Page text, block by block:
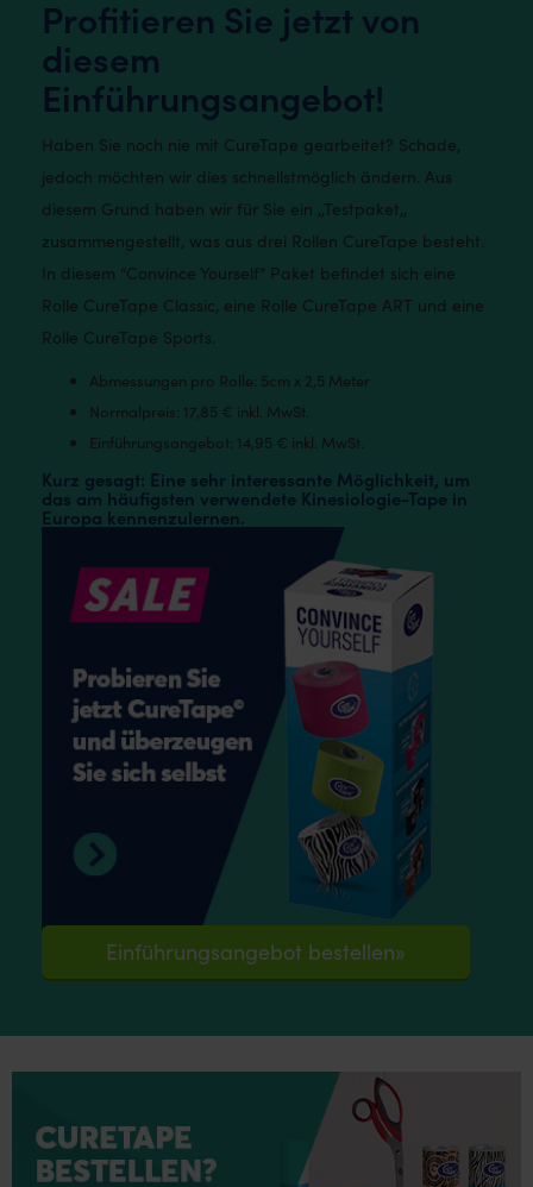
Profitieren Sie jetzt von
diesem
Einführungsangebot!
Haben Sie noch nie mit CureTape gearbeitet? Schade,
jedoch möchten wir dies schnellstmöglich ändern. Aus
diesem Grund haben wir für Sie ein ,,Testpaket,,
zusammengestellt, was aus drei Rollen CureTape besteht.
In diesem “Convince Yourself” Paket befindet sich eine
Rolle CureTape Classic, eine Rolle CureTape ART und eine
Rolle CureTape Sports.
Abmessungen pro Rolle: 5cm x 2,5 Meter
Normalpreis: 17,85 € inkl. MwSt.
Einführungsangebot: 14,95 € inkl. MwSt.
Kurz gesagt: Eine sehr interessante Möglichkeit, um
das am häufigsten verwendete Kinesiologie-Tape in
Europa kennenzulernen.
Einführungsangebot bestellen»